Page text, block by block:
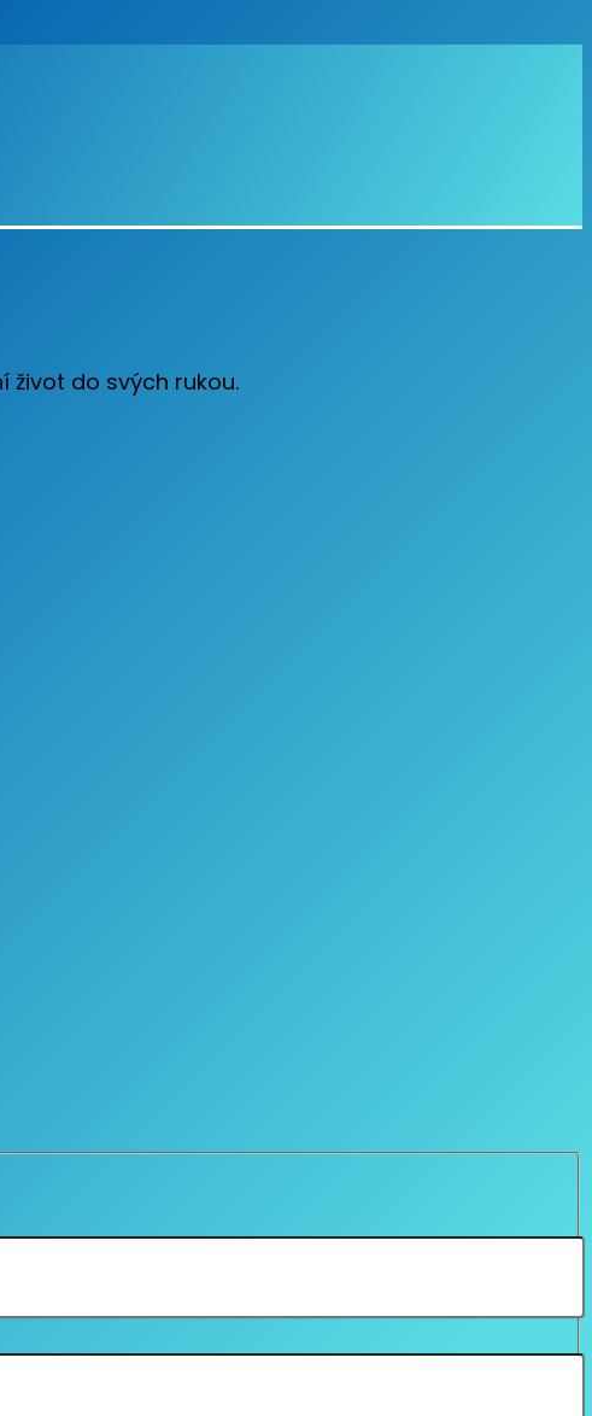
život do svých rukou.